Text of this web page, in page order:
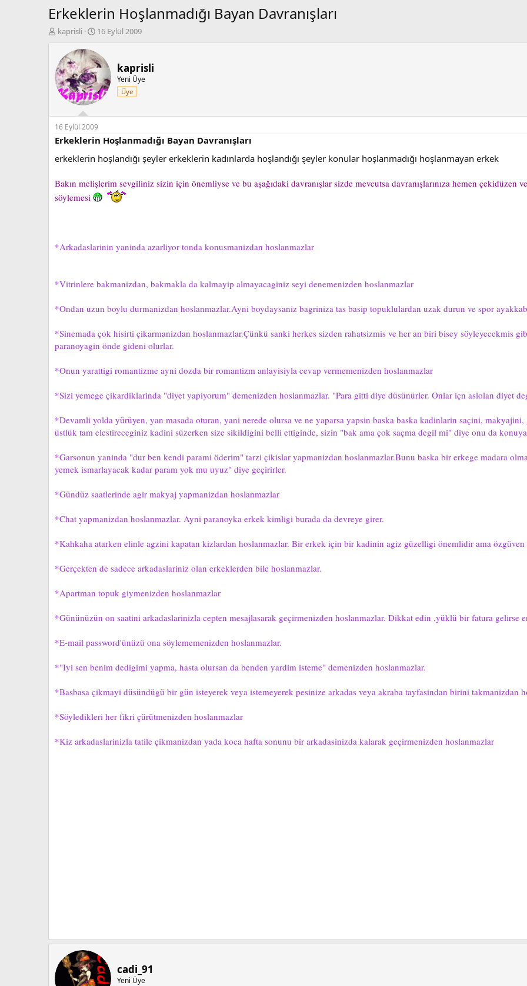
Erkeklerin Hoşlanmadığı Bayan Davranışları
K
b
u
y
u
a
ş
l
a
t
n
kaprisli
B
ş
l
a
n
g
ı
ç
t
a
r
16 Eylül 2009
kaprisli
Yeni Üye
Üye
16 Eylül 2009
Erkeklerin Hoşlanmadığı Bayan Davranışları
erkeklerin hoşlandığı şeyler erkeklerin kadınlarda hoşlandığı şeyler konular hoşlanmadığı hoşlanmayan erkek
Bakın melişlerim sevgiliniz sizin için önemliyse ve bu aşağıdaki davranışlar sizde mevcutsa davranışlarınıza hemen çekidüzen
söylemesi
*Arkadaslarinin yaninda azarliyor tonda konusmanizdan hoslanmazlar
*Vitrinlere bakmanizdan, bakmakla da kalmayip almayacaginiz seyi denemenizden hoslanmazlar
*Ondan uzun boylu durmanizdan hoslanmazlar.Ayni boydaysaniz bagriniza tas basip topuklulardan uzak durun ve spor
*Sinemada çok hisirti çikarmanizdan hoslanmazlar.Çünkü sanki herkes sizden rahatsizmis ve her an biri bisey söyleyecekmis
paranoyagin önde gideni olurlar.
*Onun yarattigi romantizme ayni dozda bir romantizm anlayisiyla cevap vermemenizden hoslanmazlar
*Sizi yemege çikardiklarinda "diyet yapiyorum" demenizden hoslanmazlar. "Para gitti diye düsünürler. Onlar içn aslolan diyet
*Devamli yolda yürüyen, yan masada oturan, yani nerede olursa ve ne yaparsa yapsin baska baska kadinlarin saçini,
üstlük tam elestireceginiz kadini süzerken size sikildigini belli ettiginde, sizin "bak ama çok saçma degil mi" diye onu da
*Garsonun yaninda "dur ben kendi parami öderim" tarzi çikislar yapmanizdan hoslanmazlar.Bunu baska bir erkege madara
yemek ismarlayacak kadar param yok mu uyuz" diye geçirirler.
*Gündüz saatlerinde agir makyaj yapmanizdan hoslanmazlar
*Chat yapmanizdan hoslanmazlar. Ayni paranoyka erkek kimligi burada da devreye girer.
*Kahkaha atarken elinle agzini kapatan kizlardan hoslanmazlar. Bir erkek için bir kadinin agiz güzelligi önemlidir ama
*Gerçekten de sadece arkadaslariniz olan erkeklerden bile hoslanmazlar.
*Apartman topuk giymenizden hoslanmazlar
*Gününüzün on saatini arkadaslarinizla cepten mesajlasarak geçirmenizden hoslanmazlar. Dikkat edin ,yüklü bir fatura gelirse
*E-mail password'ünüzü ona söylememenizden hoslanmazlar.
*"Iyi sen benim dedigimi yapma, hasta olursan da benden yardim isteme" demenizden hoslanmazlar.
*Basbasa çikmayi düsündügü bir gün isteyerek veya istemeyerek pesinize arkadas veya akraba tayfasindan birini takmanizdan
*Söyledikleri her fikri çürütmenizden hoslanmazlar
*Kiz arkadaslarinizla tatile çikmanizdan yada koca hafta sonunu bir arkadasinizda kalarak geçirmenizden hoslanmazlar
cadi_91
Yeni Üye